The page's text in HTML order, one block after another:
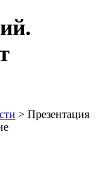
> Презентация